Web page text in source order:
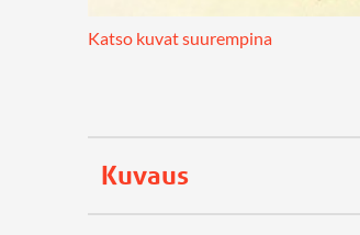
Katso kuvat suurempina
Kuvaus